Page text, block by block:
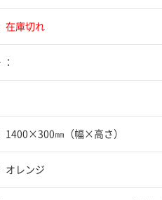
在庫切れ
1400×300㎜（幅×高さ）
オレンジ